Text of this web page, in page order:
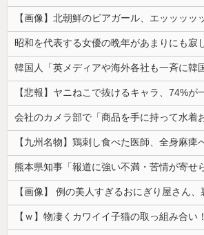
【ｗ】物凄くカワイイ子猫の取っ組み合い！